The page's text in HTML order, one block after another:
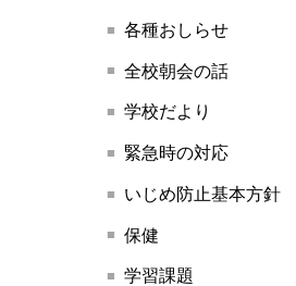
各種おしらせ
全校朝会の話
学校だより
緊急時の対応
いじめ防止基本方針
保健
学習課題